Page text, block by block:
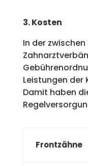
3. Kosten
In der
Leistungen der
Damit haben
Frontzähne